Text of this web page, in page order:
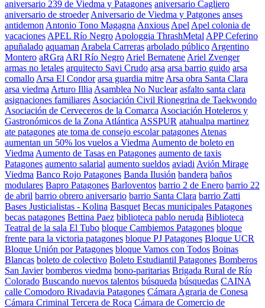
aniversario 239 de Viedma y Patagones aniversario Cagliero
aniversario de stroeder Aniversario de Viedma y Patgones anses
antidemon Antonio Tono Magagna Anxious Apel Apel colonia de
vacaciones APEL Río Negro Apologgia ThrashMetal APP Ceferino
apuñalado aquaman Arabela Carreras arbolado público Argentino
Montero aRGra ARI Río Negro Ariel Bernatene Ariel Zvenger
armas no letales arquitecto Savi Crudo arsa arsa barrio guido arsa
comallo Arsa El Condor arsa guardia mitre Arsa obra Santa Clara
arsa viedma Arturo Illia Asamblea No Nuclear asfalto santa clara
asignaciones familiares Asociación Civil Rionegrina de Taekwondo
Asociación de Cerveceros de la Comarca Asociación Hoteleros y
Gastronómicos de la Zona Atlántica ASSPUR atahualpa martinez
ate patagones ate toma de consejo escolar patagones Atenas
aumentan un 50% los vuelos a Viedma Aumento de boleto en
Viedma Aumento de Tasas en Patagones aumento de taxis
Patagones aumento salarial aumento sueldos aviadi Avión Mirage
Viedma Banco Rojo Patagones Banda Ilusión bandera baños
modulares Bapro Patagones Barloventos barrio 2 de Enero barrio 22
de abril barrio obrero aniversario barrio Santa Clara barrio Zatti
Bases Justicialistas - Kolina Basquet Becas municipales Patagones
becas patagones Bettina Paez biblioteca pablo neruda Biblioteca
Teatral de la sala El Tubo bloque Cambiemos Patagones bloque
frente para la victoria patagones bloque PJ Patagones Bloque UCR
Bloque Unión por Patagones bloque Vamos con Todos Boinas
Blancas boleto de colectivo Boleto Estudiantil Patagones Bomberos
San Javier bomberos viedma bono-paritarias Brigada Rural de Río
Colorado Buscando nuevos talentos búsqueda búsquedas CAINA
calle Comodoro Rivadavia Patagones Cámara Agraria de Conesa
Cámara Criminal Tercera de Roca Cámara de Comercio de